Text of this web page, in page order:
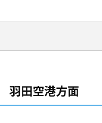
羽田空港方面